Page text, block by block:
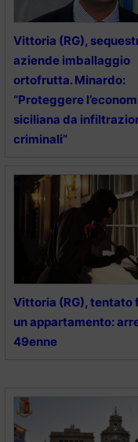
Vittoria (RG),
aziende imballaggio
ortofrutta. Minardo:
“Proteggere
siciliana da
criminali”
Vittoria (RG), tentato
un appartamento:
49enne